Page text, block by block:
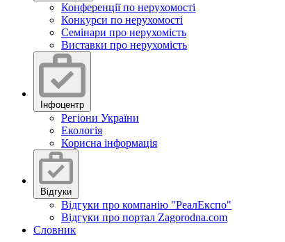
Конференції по нерухомості
Конкурси по нерухомості
Семінари про нерухомість
Виставки про нерухомість
Інфоцентр
Регіони України
Екологія
Корисна інформація
Відгуки
Відгуки про компанію "РеалЕкспо"
Відгуки про портал Zagorodna.com
Словник